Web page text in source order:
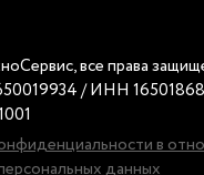
все права
/ ИНН
в
данных